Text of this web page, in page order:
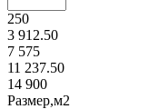
250
3 912.50
7 575
11 237.50
14 900
Размер,м2